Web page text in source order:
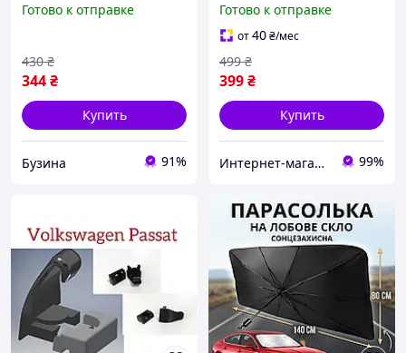
Солнцезащитная
машины buzyna
Готово к отправке
344₴
430 ₴
Купить
Бузина 91%
72×130 см Deyric C0280
Готово к отправке
от40₴/мес
399₴
499 ₴
Купить
Интернет-магазин PARROT 99%